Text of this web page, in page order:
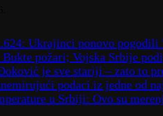
Ukrajinci ponovo
požari; Vojska Srbije
je sve stariji – zato to
podaci iz jedne od
u Srbiji: Ovo su